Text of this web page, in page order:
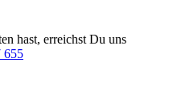
hast, erreichst Du uns
655